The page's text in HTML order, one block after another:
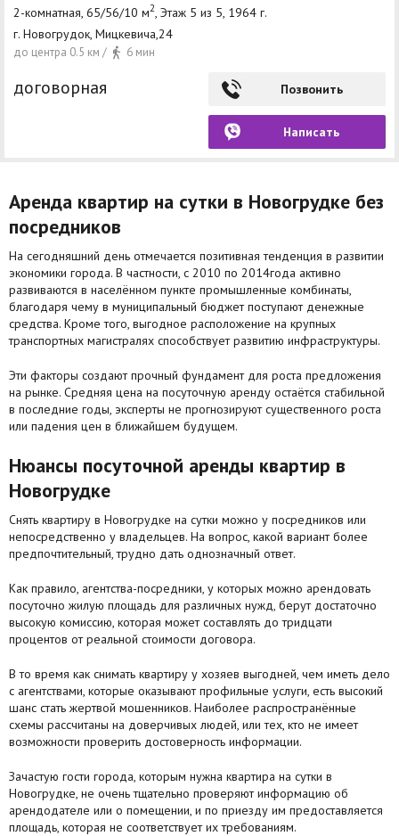
2-комнатная, 65/56/10 м2, Этаж 5 из 5, 1964 г.
г. Новогрудок, Мицкевича,24
до центра 0.5 км / 6 мин
договорная Позвонить
Написать
Аренда квартир на сутки в Новогрудке без
посредников
На сегодняшний день отмечается позитивная тенденция в развитии
экономики города. В частности, с 2010 по 2014года активно
развиваются в населённом пункте промышленные комбинаты,
благодаря чему в муниципальный бюджет поступают денежные
средства. Кроме того, выгодное расположение на крупных
транспортных магистралях способствует развитию инфраструктуры.
Эти факторы создают прочный фундамент для роста предложения
на рынке. Средняя цена на посуточную аренду остаётся стабильной
в последние годы, эксперты не прогнозируют существенного роста
или падения цен в ближайшем будущем.
Нюансы посуточной аренды квартир в
Новогрудке
Снять квартиру в Новогрудке на сутки можно у посредников или
непосредственно у владельцев. На вопрос, какой вариант более
предпочтительный, трудно дать однозначный ответ.
Как правило, агентства-посредники, у которых можно арендовать
посуточно жилую площадь для различных нужд, берут достаточно
высокую комиссию, которая может составлять до тридцати
процентов от реальной стоимости договора.
В то время как снимать квартиру у хозяев выгодней, чем иметь дело
с агентствами, которые оказывают профильные услуги, есть высокий
шанс стать жертвой мошенников. Наиболее распространённые
схемы рассчитаны на доверчивых людей, или тех, кто не имеет
возможности проверить достоверность информации.
Зачастую гости города, которым нужна квартира на сутки в
Новогрудке, не очень тщательно проверяют информацию об
арендодателе или о помещении, и по приезду им предоставляется
площадь, которая не соответствует их требованиям.